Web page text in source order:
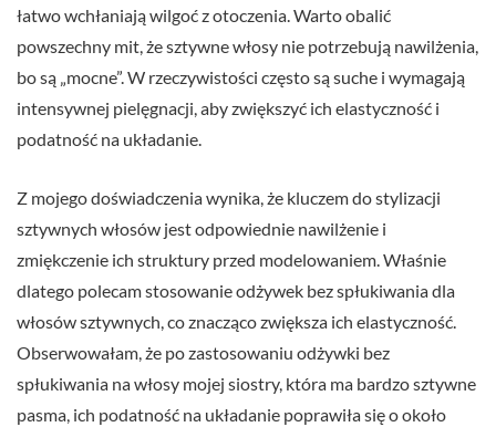
łatwo wchłaniają wilgoć z otoczenia. Warto obalić
powszechny mit, że sztywne włosy nie potrzebują nawilżenia,
bo są „mocne”. W rzeczywistości często są suche i wymagają
intensywnej pielęgnacji, aby zwiększyć ich elastyczność i
podatność na układanie.
Z mojego doświadczenia wynika, że kluczem do stylizacji
sztywnych włosów jest odpowiednie nawilżenie i
zmiękczenie ich struktury przed modelowaniem. Właśnie
dlatego polecam stosowanie odżywek bez spłukiwania dla
włosów sztywnych, co znacząco zwiększa ich elastyczność.
Obserwowałam, że po zastosowaniu odżywki bez
spłukiwania na włosy mojej siostry, która ma bardzo sztywne
pasma, ich podatność na układanie poprawiła się o około